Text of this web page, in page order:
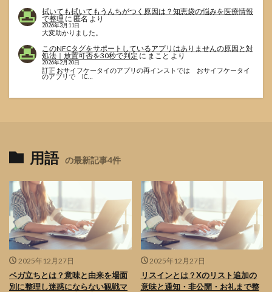
拭いても拭いてもうんちがつく原因は？知恵袋の悩みを医療情報
で整理に匿名より
2026年3月11日
大変助かりました。
このNFCタグをサポートしているアプリはありませんの原因と対
処法｜放置可否を30秒で判定 に まこと より
2026年2月20日
訂正 おサイフケータイのアプリの再インストでは おサイフケータイ
のアプリで IC…
用語 の最新記事4件
2025年12月27日
ベガ立ちとは？意味と由来を場面
別に整理し迷惑にならない観戦マ
2025年12月27日
リスインとは？Xのリスト追加の
意味と通知・非公開・お礼まで整